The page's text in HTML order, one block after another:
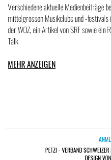
Verschiedene aktuelle Medienbeiträge
mittelgrossen Musikclubs und -
der WOZ, ein Artikel von SRF sowie ein
Talk.
MEHR ANZEIGEN
PETZI - VERBAND
DESIGN